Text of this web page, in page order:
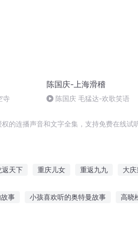
寺
陈国庆-上海滑稽
陈国庆 毛猛达-欢歌笑语
的连播声音和文字全集，支持免费在线试
返天下 重庆儿女 重返九九 大
事 小孩喜欢听的奥特曼故事 高晓